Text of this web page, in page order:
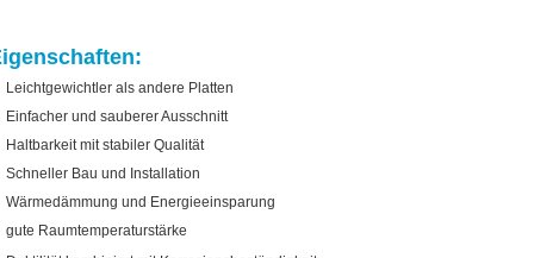
Leichtgewichtler als andere Platten
Einfacher und sauberer Ausschnitt
Haltbarkeit mit stabiler Qualität
Schneller Bau und Installation
Wärmedämmung und Energieeinsparung
gute Raumtemperaturstärke